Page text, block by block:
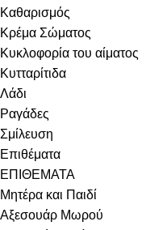
Καθαρισμός
Κρέμα Σώματος
Κυκλοφορία του αίματος
Κυτταρίτιδα
Λάδι
Ραγάδες
Σμίλευση
Επιθέματα
ΕΠΙΘΕΜΑΤΑ
Μητέρα και Παιδί
Αξεσουάρ Μωρού